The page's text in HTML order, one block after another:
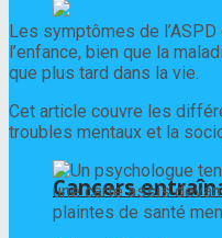
Cancers
Les symptômes de
l’enfance, bien que la
que plus tard dans la vie.
Cet article couvre les
troubles mentaux et la